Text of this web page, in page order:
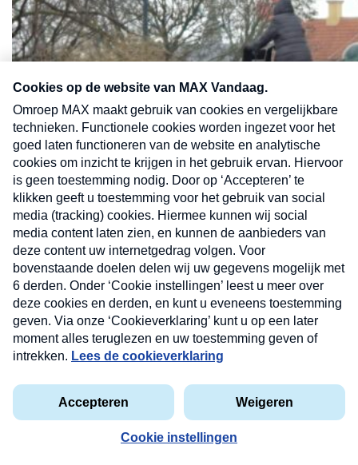
Nieuwsbrief
Neem hier een gratis abonnement op onze
nieuwsbrief. Elke vrijdag- en dinsdagochtend in uw